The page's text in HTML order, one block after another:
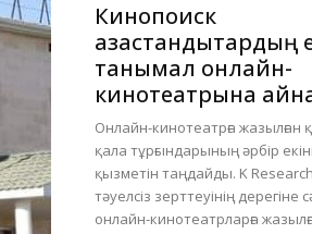
Кинопоиск
қазақстандықтардың
танымал онлайн-
кинотеатрына
Онлайн-кинотеатрға жазылған
қала тұрғындарының әрбір
қызметін таңдайды. K
тәуелсіз зерттеуінің дерегіне
онлайн-кинотеатрларға